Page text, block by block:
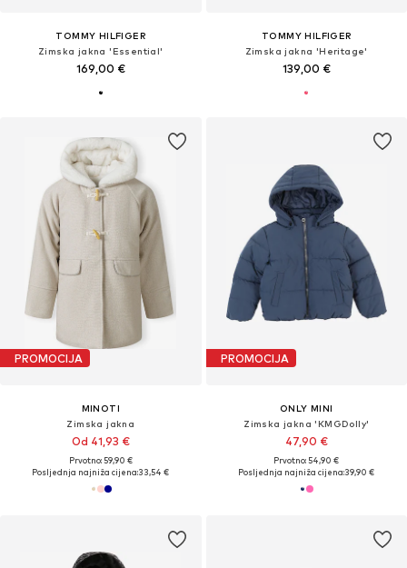
TOMMY HILFIGER
Zimska jakna 'Essential'
169,00 €
TOMMY HILFIGER
Zimska jakna 'Heritage'
139,00 €
PROMOCIJA
MINOTI
Zimska jakna
Od 41,93 €
Prvotno: 59,90 €
Posljednja najniža cijena:33,54 €
PROMOCIJA
ONLY MINI
Zimska jakna 'KMGDolly'
47,90 €
Prvotno: 54,90 €
Posljednja najniža cijena:39,90 €